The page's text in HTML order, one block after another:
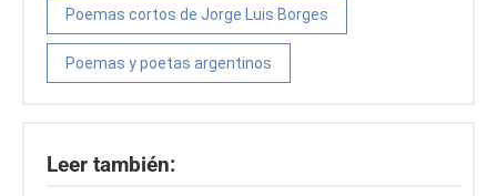
Poemas cortos de Jorge Luis Borges
Poemas y poetas argentinos
Leer también: